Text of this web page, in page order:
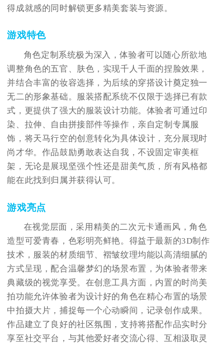
得成就感的同时解锁更多精美套装与资源。
游戏特色
角色定制系统极为深入，体验者可以随心所欲地
调整角色的五官、肤色，实现千人千面的捏脸效果，
并结合丰富的妆容选择，为后续的穿搭设计奠定独一
无二的形象基础。服装搭配系统不仅限于选择已有款
式，更提供了强大的服装设计功能。体验者可通过印
染、拉伸、自由拼接部件等操作，亲自定制专属服
饰，将天马行空的创意转化为具体设计，充分展现时
尚才华。作品鼓励勇敢表达自我，不设固定审美框
架，无论是展现坚强个性还是甜美气质，所有风格都
能在此找到归属并获得认可。
游戏亮点
在视觉层面，采用精美的二次元卡通画风，角色
造型可爱青春，色彩明亮鲜艳。得益于最新的3D制作
技术，服装的材质细节、褶皱纹理均能以高清细腻的
方式呈现，配合温馨梦幻的场景布置，为体验者带来
典藏级的视觉享受。在创意工具方面，内置的时尚美
拍功能允许体验者为设计好的角色在精心布置的场景
中拍摄大片，捕捉每一个心动瞬间，记录创作成果。
作品建立了良好的社区氛围，支持将搭配作品实时分
享至社交平台，与其他爱好者交流心得、互相汲取灵